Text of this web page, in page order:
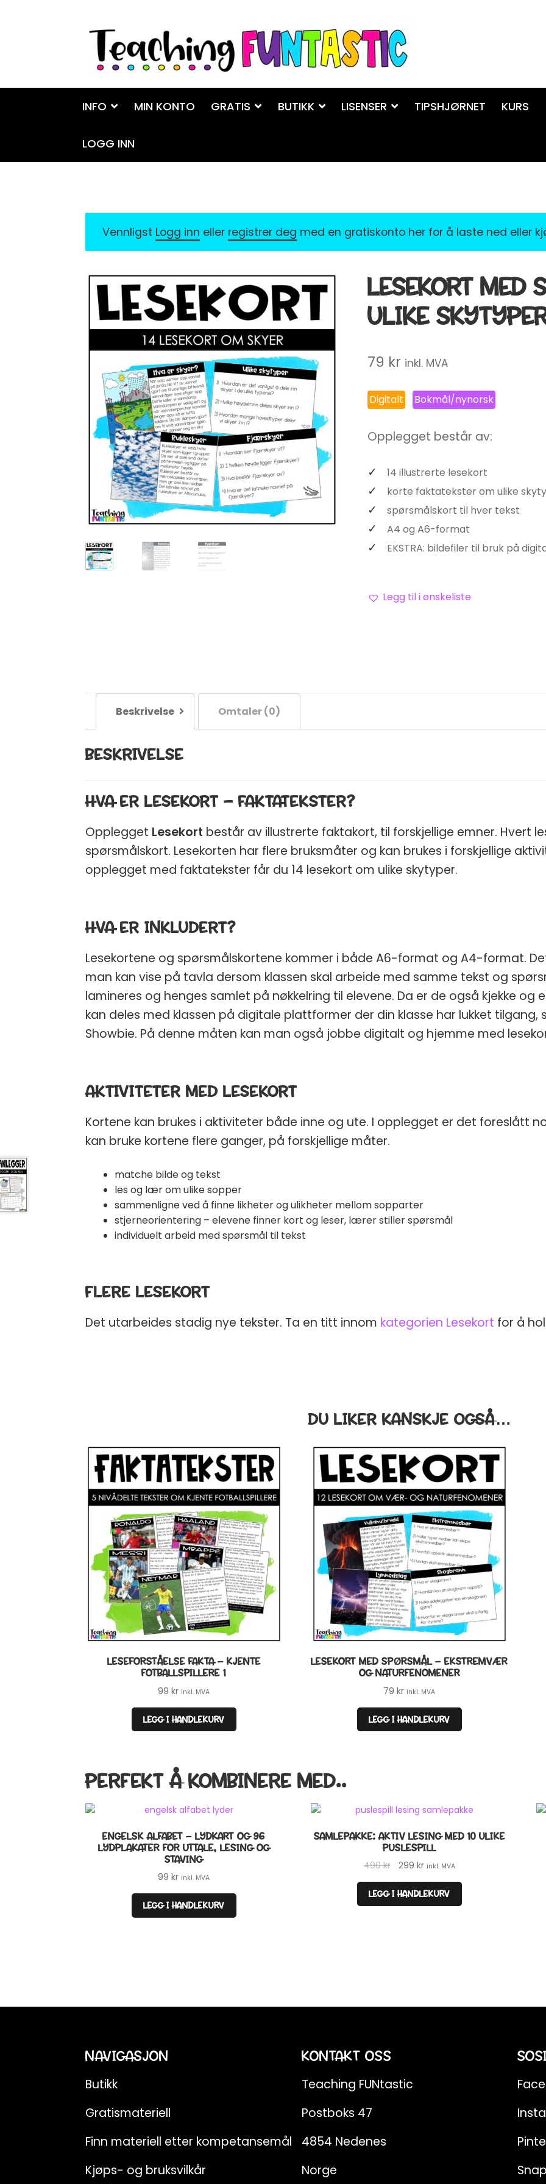
Hopp
navigasjon
Hopp
innhold
INFO MIN KONTO GRATIS BUTIKK LISENSER TIPSHJØRNET KURS
LOGG INN
Vennligst Logg inn eller registrer deg med en gratiskonto her for å laste ned eller
LESEKORT
ULIKE
79 kr inkl. MVA
Digitalt Bokmål/nynorsk
Opplegget består av:
14 illustrerte lesekort
korte faktatekster om ulike
spørsmålskort til hver tekst
A4 og A6-format
EKSTRA: bildefiler til bruk på
Legg til i ønskeliste
Beskrivelse Omtaler (0)
BESKRIVELSE
HVA ER LESEKORT – FAKTATEKSTER?
Opplegget Lesekort består av illustrerte faktakort, til forskjellige emner. Hvert
spørsmålskort. Lesekorten har flere bruksmåter og kan brukes i forskjellige
opplegget med faktatekster får du 14 lesekort om ulike skytyper.
HVA ER INKLUDERT?
Lesekortene og spørsmålskortene kommer i både A6-format og A4-format.
man kan vise på tavla dersom klassen skal arbeide med samme tekst og
lamineres og henges samlet på nøkkelring til elevene. Da er de også kjekke og
kan deles med klassen på digitale plattformer der din klasse har lukket tilgang,
Showbie. På denne måten kan man også jobbe digitalt og hjemme med
AKTIVITETER MED LESEKORT
Kortene kan brukes i aktiviteter både inne og ute. I opplegget er det foreslått
kan bruke kortene flere ganger, på forskjellige måter.
matche bilde og tekst
les og lær om ulike sopper
sammenligne ved å finne likheter og ulikheter mellom sopparter
stjerneorientering – elevene finner kort og leser, lærer stiller spørsmål
individuelt arbeid med spørsmål til tekst
FLERE LESEKORT
Det utarbeides stadig nye tekster. Ta en titt innom kategorien Lesekort for å
DU LIKER KANSKJE OGSÅ…
LESEFORSTÅELSE FAKTA – KJENTE
FOTBALLSPILLERE 1
99kr inkl. MVA
LEGG I HANDLEKURV
LESEKORT MED SPØRSMÅL – EKSTREMVÆR
OG NATURFENOMENER
79kr inkl. MVA
LEGG I HANDLEKURV
PERFEKT Å KOMBINERE MED..
ENGELSK ALFABET – LYDKART OG 96
LYDPLAKATER FOR UTTALE, LESING OG
STAVING
99kr inkl. MVA
LEGG I HANDLEKURV
SAMLEPAKKE: AKTIV LESING MED 10 ULIKE
PUSLESPILL
490kr
Opprinnelig
var:
490 kr.
299 krNåværende
er:
299 kr.
inkl. MVA
LEGG I HANDLEKURV
NAVIGASJON
Butikk
Gratismateriell
Finn materiell etter kompetansemål
Kjøps- og bruksvilkår
KONTAKT OSS
Teaching FUNtastic
Postboks 47
4854 Nedenes
Norge